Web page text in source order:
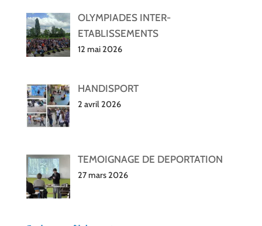
OLYMPIADES INTER-
ETABLISSEMENTS
12 mai 2026
HANDISPORT
2 avril 2026
TEMOIGNAGE DE DEPORTATION
27 mars 2026